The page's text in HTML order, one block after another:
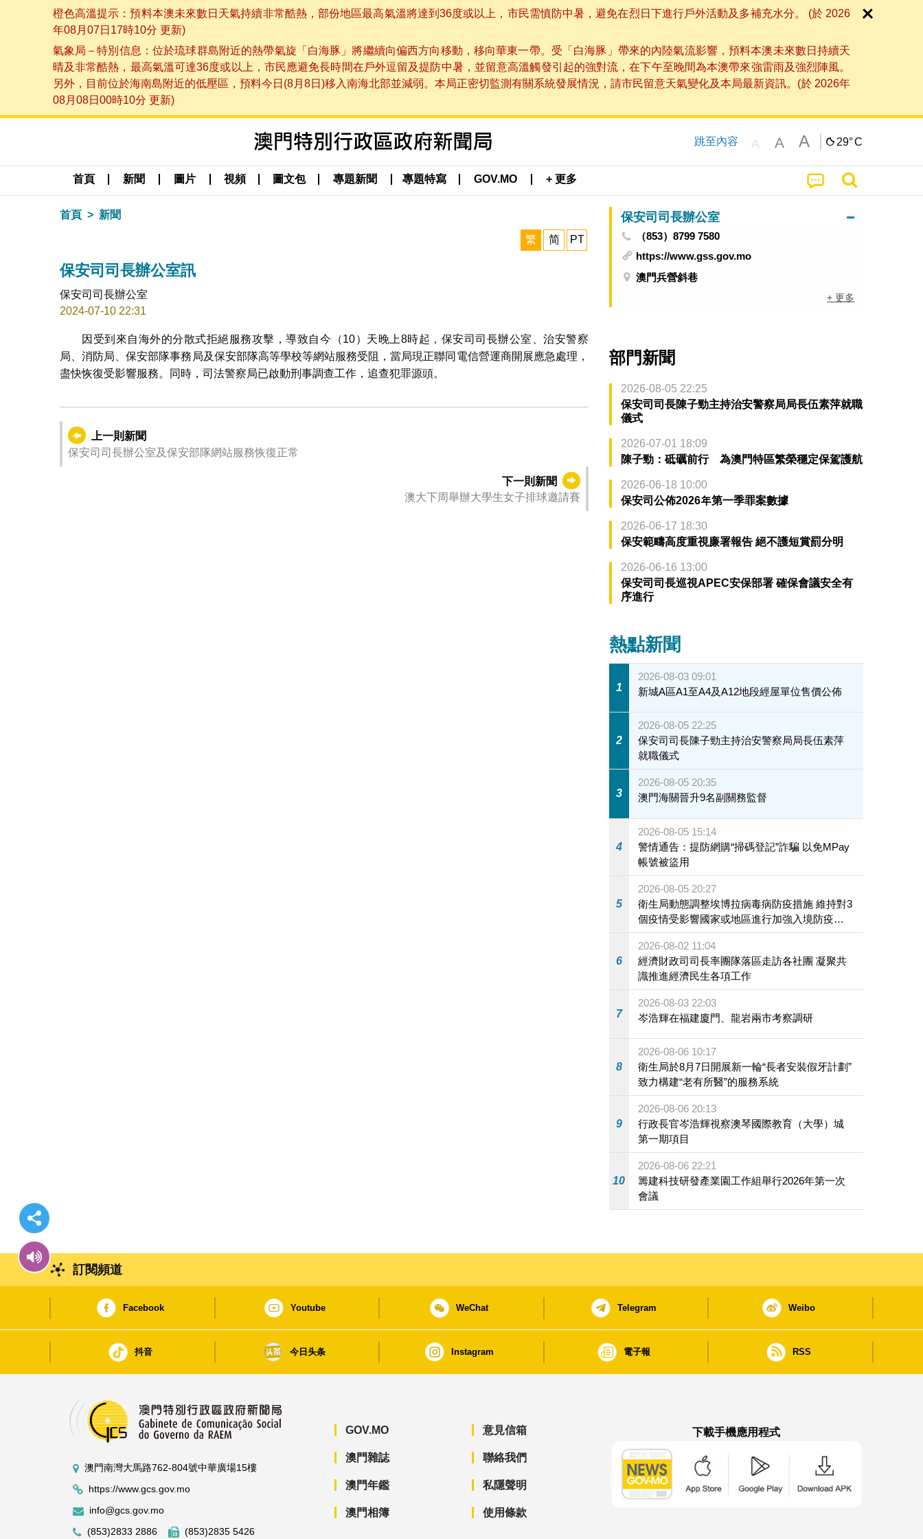
橙色高溫提示：預料本澳未來數日天氣持續非常酷熱，部份地區最高氣溫將達到36度或以上，市民需慎防中暑，避免在烈日下進行戶外活動及多補充水分。 (於 2026
年08月07日17時10分 更新)
氣象局－特別信息：位於琉球群島附近的熱帶氣旋「白海豚」將繼續向偏西方向移動，移向華東一帶。受「白海豚」帶來的內陸氣流影響，預料本澳未來數日持續天
晴及非常酷熱，最高氣溫可達36度或以上，市民應避免長時間在戶外逗留及提防中暑，並留意高溫觸發引起的強對流，在下午至晚間為本澳帶來強雷雨及強烈陣風。
另外，目前位於海南島附近的低壓區，預料今日(8月8日)移入南海北部並減弱。本局正密切監測有關系統發展情況，請市民留意天氣變化及本局最新資訊。(於 2026年
08月08日00時10分 更新)
跳至內容 A A A 29°C
首頁 新聞 圖片 視頻 圖文包 專題新聞 專題特寫 GOV.MO + 更多
首頁 新聞
繁 简 PT
保安司司長辦公室訊
保安司司長辦公室
2024-07-10 22:31
因受到來自海外的分散式拒絕服務攻擊，導致自今（10）天晚上8時起，保安司司長辦公室、治安警察
局、消防局、保安部隊事務局及保安部隊高等學校等網站服務受阻，當局現正聯同電信營運商開展應急處理，
盡快恢復受影響服務。同時，司法警察局已啟動刑事調查工作，追查犯罪源頭。
上一則新聞
保安司司長辦公室及保安部隊網站服務恢復正常
下一則新聞
澳大下周舉辦大學生女子排球邀請賽
保安司司長辦公室
（853）8799 7580
https://www.gss.gov.mo
澳門兵營斜巷
+ 更多
部門新聞
2026-08-05 22:25
保安司司長陳子勁主持治安警察局局長伍素萍就職
儀式
2026-07-01 18:09
陳子勁：砥礪前行 為澳門特區繁榮穩定保駕護航
2026-06-18 10:00
保安司公佈2026年第一季罪案數據
2026-06-17 18:30
保安範疇高度重視廉署報告 絕不護短賞罰分明
2026-06-16 13:00
保安司司長巡視APEC安保部署 確保會議安全有
序進行
熱點新聞
1
2026-08-03 09:01
新城A區A1至A4及A12地段經屋單位售價公佈
2
2026-08-05 22:25
保安司司長陳子勁主持治安警察局局長伍素萍
就職儀式
3
2026-08-05 20:35
澳門海關晉升9名副關務監督
4
2026-08-05 15:14
警情通告：提防網購“掃碼登記”詐騙 以免MPay
帳號被盜用
5
2026-08-05 20:27
衛生局動態調整埃博拉病毒病防疫措施 維持對3
個疫情受影響國家或地區進行加強入境防疫措
施
6
2026-08-02 11:04
經濟財政司司長率團隊落區走訪各社團 凝聚共
識推進經濟民生各項工作
7
2026-08-03 22:03
岑浩輝在福建廈門、龍岩兩市考察調研
8
2026-08-06 10:17
衛生局於8月7日開展新一輪“長者安裝假牙計劃”
致力構建“老有所醫”的服務系統
9
2026-08-06 20:13
行政長官岑浩輝視察澳琴國際教育（大學）城
第一期項目
10
2026-08-06 22:21
籌建科技研發產業園工作組舉行2026年第一次
會議
訂閱頻道
Facebook Youtube WeChat Telegram Weibo
抖音 今日头条 Instagram 電子報 RSS
澳門南灣大馬路762-804號中華廣場15樓
https://www.gcs.gov.mo
info@gcs.gov.mo
(853)2833 2886
(853)2835 5426
GOV.MO
澳門雜誌
澳門年鑑
澳門相簿
意見信箱
聯絡我們
私隱聲明
使用條款
下載手機應用程式